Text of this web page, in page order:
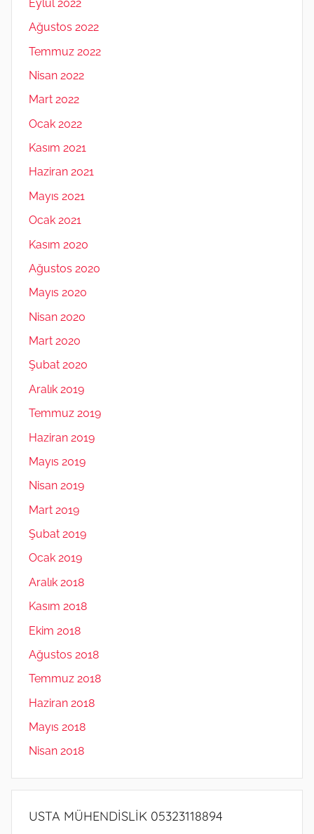
Eylül 2022
Ağustos 2022
Temmuz 2022
Nisan 2022
Mart 2022
Ocak 2022
Kasım 2021
Haziran 2021
Mayıs 2021
Ocak 2021
Kasım 2020
Ağustos 2020
Mayıs 2020
Nisan 2020
Mart 2020
Şubat 2020
Aralık 2019
Temmuz 2019
Haziran 2019
Mayıs 2019
Nisan 2019
Mart 2019
Şubat 2019
Ocak 2019
Aralık 2018
Kasım 2018
Ekim 2018
Ağustos 2018
Temmuz 2018
Haziran 2018
Mayıs 2018
Nisan 2018
USTA MÜHENDİSLİK 05323118894